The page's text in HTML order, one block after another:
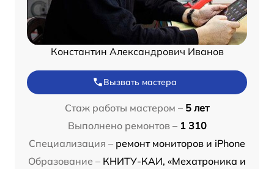
Константин Александрович Иванов
Вызвать мастера
Стаж работы мастером – 5 лет
Выполнено ремонтов – 1 310
Специализация – ремонт мониторов и iPhone
Образование – КНИТУ-КАИ, «Мехатроника и